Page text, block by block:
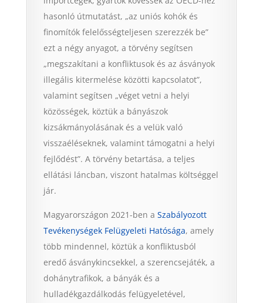
hasonló útmutatást, „az uniós kohók és
finomítók felelősségteljesen szerezzék be”
ezt a négy anyagot, a törvény segítsen
„megszakítani a konfliktusok és az ásványok
illegális kitermelése közötti kapcsolatot”,
valamint segítsen „véget vetni a helyi
közösségek, köztük a bányászok
kizsákmányolásának és a velük való
visszaéléseknek, valamint támogatni a helyi
fejlődést”. A törvény betartása, a teljes
ellátási láncban, viszont hatalmas költséggel
jár.
Magyarországon 2021-ben a Szabályozott
Tevékenységek Felügyeleti Hatósága, amely
több mindennel, köztük a konfliktusból
eredő ásványkincsekkel, a szerencsejáték, a
dohánytrafikok, a bányák és a
hulladékgazdálkodás felügyeletével,